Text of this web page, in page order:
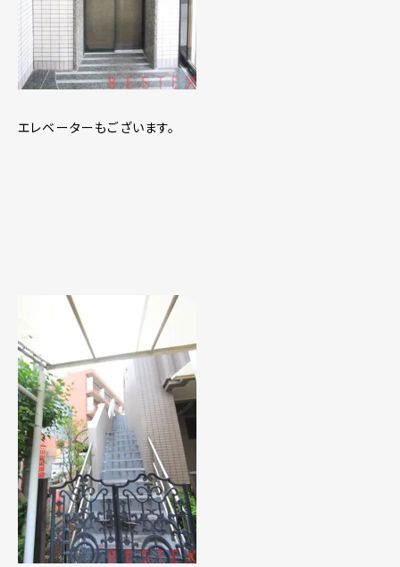
エレベーターもございます。